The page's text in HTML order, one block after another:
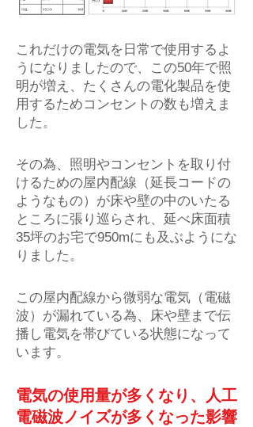
これだけの電気を日常で使用するよ
うになりましたので、この50年で照
明が増え、たくさんの電化製品を使
用するためコンセントの数も増えま
した。
その為、照明やコンセントを取り付
けるための屋内配線（延長コードの
ようなもの）が床や壁の中のいたる
ところに張り巡らされ、延べ床面積
35坪のお宅で950mにも及ぶようにな
りました。
この屋内配線から微弱な電気（電磁
波）が漏れている為、床や壁まで伝
播し電気を帯びている状態になって
います。
電気の使用量が多くなり、人工
電磁波ノイズが多くなった影響